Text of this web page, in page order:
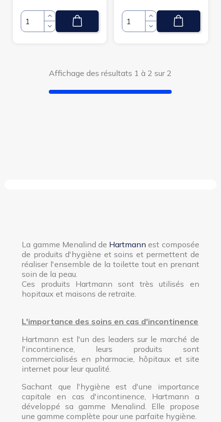
Quantité Quantité
Affichage des résultats 1 à 2 sur 2
La gamme Menalind de Hartmann est composée
de produits d'hygiène et soins et permettent de
réaliser l'ensemble de la toilette tout en prenant
soin de la peau.
Ces produits Hartmann sont très utilisés en
hopitaux et maisons de retraite.
L'importance des soins en cas d'incontinence
Hartmann est l'un des leaders sur le marché de
l'incontinence, leurs produits sont
commercialisés en pharmacie, hôpitaux et site
internet pour leur qualité.
Sachant que l'hygiène est d'une importance
capitale en cas d'incontinence, Hartmann a
développé sa gamme Menalind. Elle propose
une gamme complète pour une parfaite hygiène.